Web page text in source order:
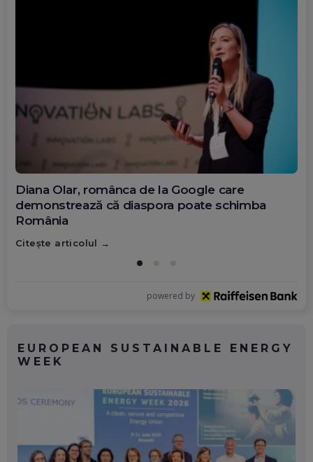
Diana Olar, românca de la Google care
demonstrează că diaspora poate schimba
România
Citește articolul
powered by
EUROPEAN SUSTAINABLE ENERGY
WEEK